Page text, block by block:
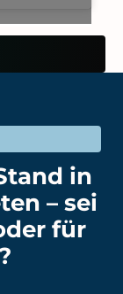
in
– sei
für